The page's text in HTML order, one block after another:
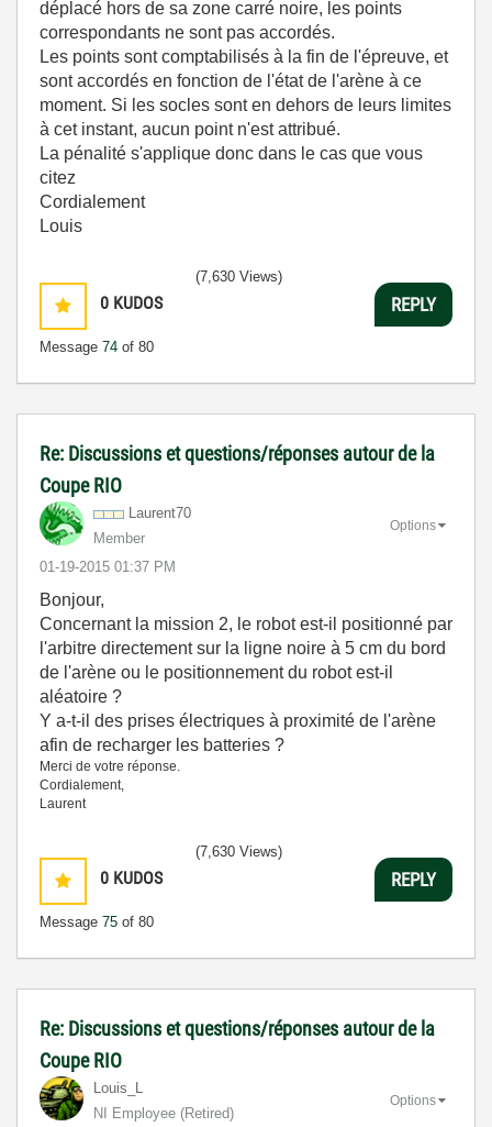
déplacé hors de sa zone carré noire, les points
correspondants ne sont pas accordés.
Les points sont comptabilisés à la fin de l'épreuve, et
sont accordés en fonction de l'état de l'arène à ce
moment. Si les socles sont en dehors de leurs limites
à cet instant, aucun point n'est attribué.
La pénalité s'applique donc dans le cas que vous
citez
Cordialement
Louis
0 KUDOS
Message 74 of 80
(7,630 Views)
REPLY
Re: Discussions et questions/réponses autour de la
Coupe RIO
Laurent70
Member
‎01-19-2015 01:37 PM
Options
Bonjour,
Concernant la mission 2, le robot est-il positionné par
l'arbitre directement sur la ligne noire à 5 cm du bord
de l'arène ou le positionnement du robot est-il
aléatoire ?
Y a-t-il des prises électriques à proximité de l'arène
afin de recharger les batteries ?
Merci de votre réponse.
Cordialement,
Laurent
0 KUDOS
Message 75 of 80
(7,630 Views)
REPLY
Re: Discussions et questions/réponses autour de la
Coupe RIO
Louis_L
NI Employee (retired)
Options